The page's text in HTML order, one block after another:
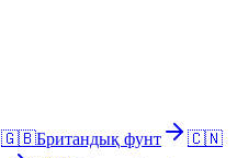
🇬🇧Британдық фунт
🇨🇳